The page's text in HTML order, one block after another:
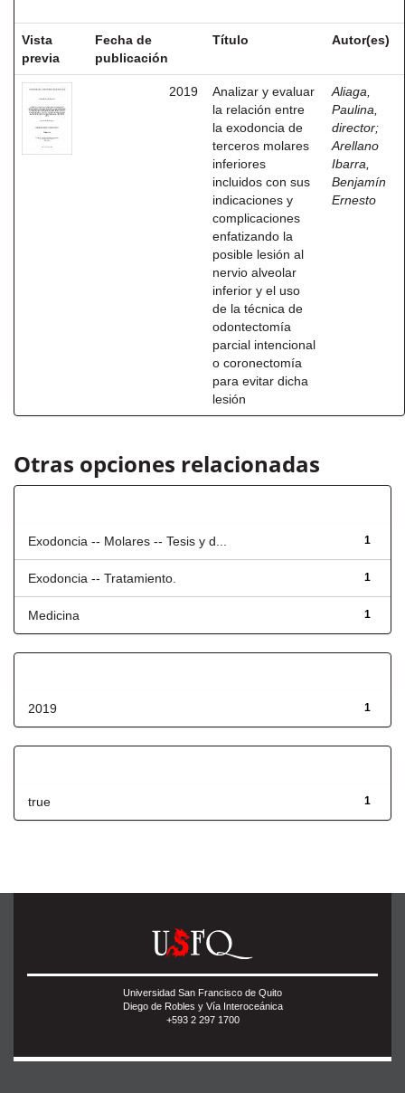
Vista
previa
Fecha de
publicación
Título Autor(es)
2019
Analizar y evaluar
la relación entre
la exodoncia de
terceros molares
inferiores
incluidos con sus
indicaciones y
complicaciones
enfatizando la
posible lesión al
nervio alveolar
inferior y el uso
de la técnica de
odontectomía
parcial intencional
o coronectomía
para evitar dicha
lesión
Aliaga,
Paulina,
director;
Arellano
Ibarra,
Benjamín
Ernesto
Otras opciones relacionadas
1
Exodoncia -- Molares -- Tesis y d...
1
Exodoncia -- Tratamiento.
1
Medicina
1
2019
1
true
Universidad San Francisco de Quito
Diego de Robles y Vía Interoceánica
+593 2 297 1700